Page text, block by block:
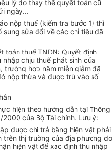
lý do thay thế quyết toán cũ
ngày...
nộp thuế (kiểm tra bước 1) thì
sửa đổi về các chỉ tiêu đã
toán thuế TNDN: Quyết định
chịu thuế phát sinh của
trường hợp năm miễn giảm đã
nộp thừa và được trừ vào số
hiện theo hướng dẫn tại Thông
2000 của Bộ Tài chính. Lưu ý:
được chi trả bằng hiện vật phải
trên thị trường của địa phương do
hiện vật để xác định thu nhập